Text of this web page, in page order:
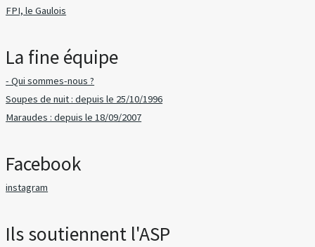
FPI, le Gaulois
La fine équipe
- Qui sommes-nous ?
Soupes de nuit : depuis le 25/10/1996
Maraudes : depuis le 18/09/2007
Facebook
instagram
Ils soutiennent l'ASP